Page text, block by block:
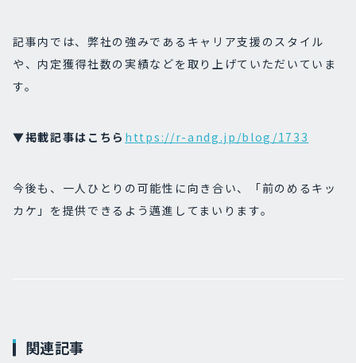
記事内では、弊社の強みであるキャリア支援のスタイル
や、 内定獲得社数の実績などを取り上げていただいていま
す。
▼掲載記事はこちら https://r-andg.jp/blog/1733
今後も、一人ひとりの可能性に向き合い、「前のめるキッ
カケ」を提供できるよう邁進してまいります。
関連記事